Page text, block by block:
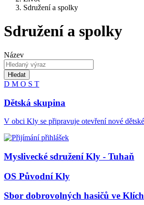
Sdružení a spolky
Sdružení a spolky
Název
Hledat
D M O S T
Dětská skupina
V obci Kly se připravuje otevření nové
Myslivecké sdružení Kly - Tuhaň
OS Původní Kly
Sbor dobrovolných hasičů ve Klích